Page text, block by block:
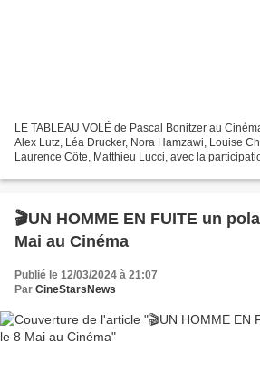
LE TABLEAU VOLÉ de Pascal Bonitzer au
Alex Lutz, Léa Drucker, Nora Hamzawi, Louise
Laurence Côte, Matthieu Lucci, avec la
🎬UN HOMME EN FUITE un
Mai au Cinéma
Publié le 12/03/2024 à 21:07
Par CineStarsNews